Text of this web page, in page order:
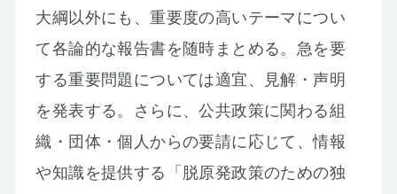
大綱以外にも、重要度の高いテーマについ
て各論的な報告書を随時まとめる。急を要
する重要問題については適宜、見解・声明
を発表する。さらに、公共政策に関わる組
織・団体・個人からの要請に応じて、情報
や知識を提供する「脱原発政策のための独